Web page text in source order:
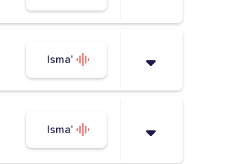
Isma'
Isma'